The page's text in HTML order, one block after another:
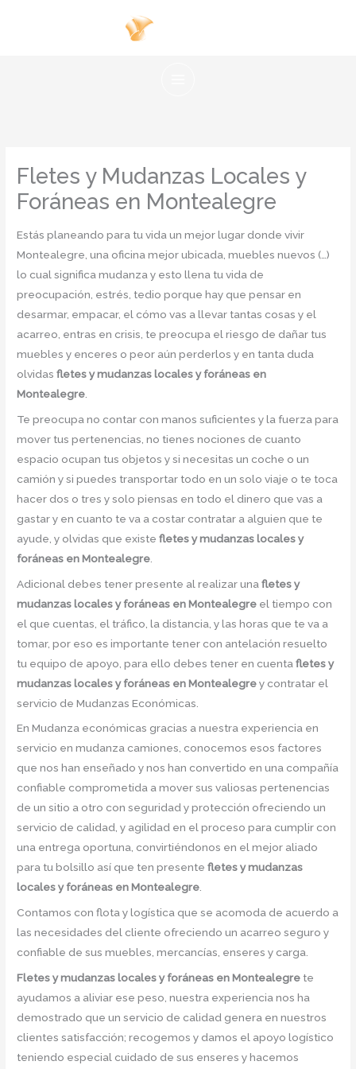
Fletes y Mudanzas Locales y
Foráneas en Montealegre
Estás planeando para tu vida un mejor lugar donde vivir
Montealegre, una oficina mejor ubicada, muebles nuevos (…)
lo cual significa mudanza y esto llena tu vida de
preocupación, estrés, tedio porque hay que pensar en
desarmar, empacar, el cómo vas a llevar tantas cosas y el
acarreo, entras en crisis, te preocupa el riesgo de dañar tus
muebles y enceres o peor aún perderlos y en tanta duda
olvidasfletes y mudanzas locales y foráneas en
Montealegre
Te preocupa no contar con manos suficientes y la fuerza para
mover tus pertenencias, no tienes nociones de cuanto
espacio ocupan tus objetos y si necesitas un coche o un
camión y si puedes transportar todo en un solo viaje o te toca
hacer dos o tres y solo piensas en todo el dinero que vas a
gastar y en cuanto te va a costar contratar a alguien que te
ayude, y olvidas que existefletes y mudanzas locales y
foráneas en Montealegre
Adicional debes tener presente al realizar unafletes y
mudanzas locales y foráneas en Montealegre el tiempo con
el que cuentas, el tráfico, la distancia, y las horas que te va a
tomar, por eso es importante tener con antelación resuelto
tu equipo de apoyo, para ello debes tener en cuentafletes y
mudanzas locales y foráneas en Montealegrey contratar el
servicio de Mudanzas Económicas.
En Mudanza económicas gracias a nuestra experiencia en
servicio en mudanza camiones, conocemos esos factores
que nos han enseñado y nos han convertido en una compañía
confiable comprometida a mover sus valiosas pertenencias
de un sitio a otro con seguridad y protección ofreciendo un
servicio de calidad, y agilidad en el proceso para cumplir con
una entrega oportuna, convirtiéndonos en el mejor aliado
para tu bolsillo así que ten presentefletes y mudanzas
locales y foráneas en Montealegre.
Contamos con flota y logística que se acomoda de acuerdo a
las necesidades del cliente ofreciendo un acarreo seguro y
confiable de sus muebles, mercancías, enseres y carga.
Fletes y mudanzas locales y foráneas en Montealegre te
ayudamos a aliviar ese peso, nuestra experiencia nos ha
demostrado que un servicio de calidad genera en nuestros
clientes satisfacción; recogemos y damos el apoyo logístico
teniendo especial cuidado de sus enseres y hacemos